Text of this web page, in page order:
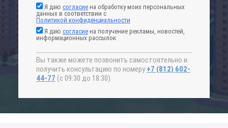
Я даю согласиена обработку моих персональных
данных в соответствии с
Политикой конфиденциальности
Я даю согласиена получение рекламы, новостей,
информационных рассылок
Вы также можете позвонить самостоятельно и
получить консультацию по номеру +7 (812) 602-
44-77 (с 09:30 до 18:30)